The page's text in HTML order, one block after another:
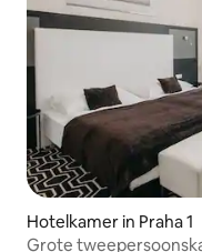
Hotelkamer in Praha 1
Grote